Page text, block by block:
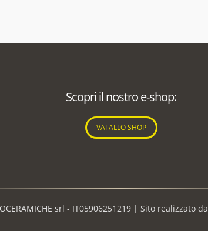
Scopri il nostro e-shop:
VAI ALLO SHOP
srl - IT05906251219 | Sito realizzato da